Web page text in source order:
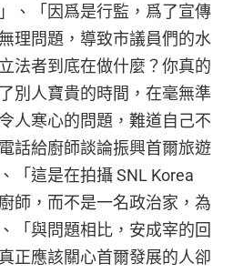
、「因爲是行監，爲了宣傳
理問題，導致市議員們的水
法者到底在做什麼？你真的
別人寶貴的時間，在毫無準
人寒心的問題，難道自己不
話給廚師談論振興首爾旅遊
「這是在拍攝 SNL Korea
師，而不是一名政治家，為
「與問題相比，安成宰的回
正應該關心首爾發展的人卻